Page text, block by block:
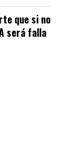
que si no
será falla